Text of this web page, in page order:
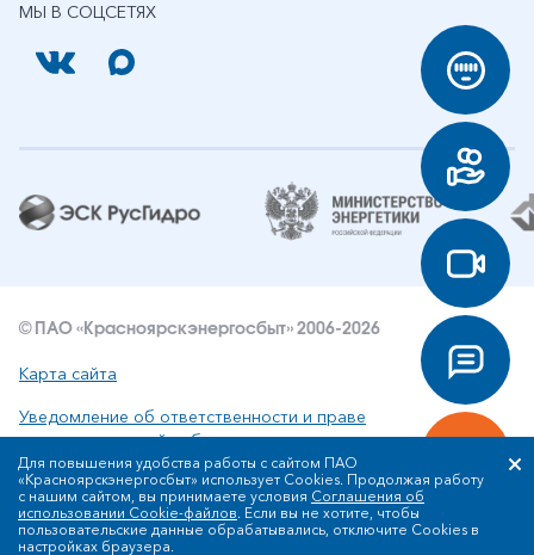
МЫ В СОЦСЕТЯХ
© ПАО «Красноярскэнергосбыт» 2006-2026
Карта сайта
Уведомление об ответственности и праве
интеллектуальной собственности
Политика ПАО «Красноярскэнергосбыт» в отношении
обработки персональных данных
Для повышения удобства работы с сайтом ПАО
«Красноярскэнергосбыт» использует Cookies. Продолжая работу
с нашим сайтом, вы принимаете условия Соглашения об
использовании Cookie-файлов. Если вы не хотите, чтобы
пользовательские данные обрабатывались, отключите Cookies в
настройках браузера.